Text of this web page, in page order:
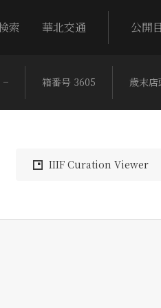
索 華北交通 公開
− 箱番号 3605 歳末
IIIF Curation Viewer